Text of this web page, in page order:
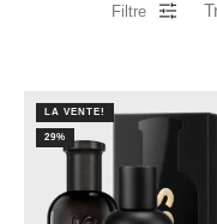
Filtre
LA VENTE!
29%